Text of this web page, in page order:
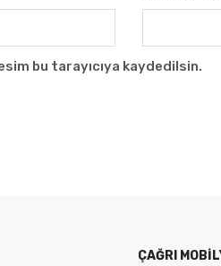
bu tarayıcıya kaydedilsin.
ÇAĞRI